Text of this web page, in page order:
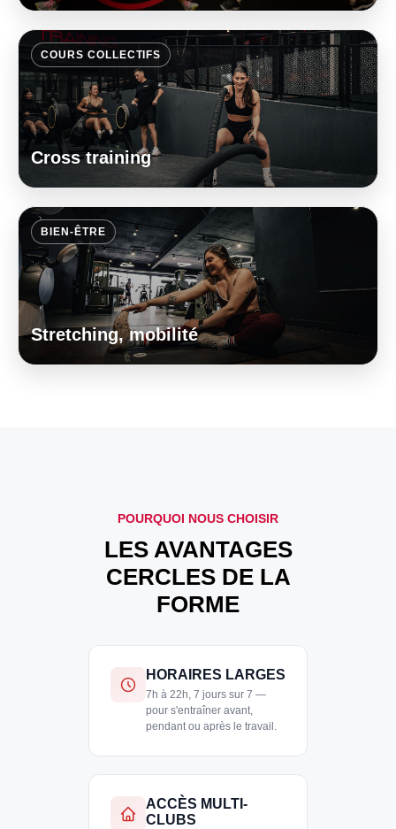
COURS COLLECTIFS
Cross training
BIEN-ÊTRE
Stretching, mobilité
POURQUOI NOUS CHOISIR
LES AVANTAGES
CERCLES DE LA
FORME
HORAIRES LARGES
7h à 22h, 7 jours sur 7 —
pour s'entraîner avant,
pendant ou après le travail.
ACCÈS MULTI-
CLUBS